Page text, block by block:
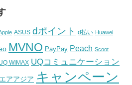
ASUS dポイント d払い Huawei
MVNO PayPay Peach Scoot
WiMAX UQコミュニケーション
エアアジア キャンペーン